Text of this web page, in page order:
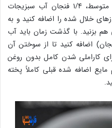
در یک تابه متوسط ​​روی حرارت متوسط، ۱/۴ فنجان آب سبزیجات
خلال شده را اضافه کنید و به
از گاهی هم بزنید. با گذشت زمان باید آب
بیشتری (هر بار ۱/۴ فنجان) اضافه کنید تا از سوختن آن
کاراملی شدن کامل بدون روغن
اضافه شده قبلی کاملاً پخته